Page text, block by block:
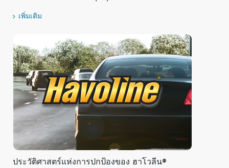
เพิ่มเติม
ประวัติศาสตร์แห่งการปกป้องของ ฮาโวลีน®